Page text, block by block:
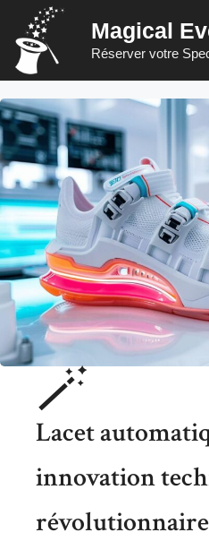
contenu
Magical
Réserver votre
🪄
Lacet
innovation